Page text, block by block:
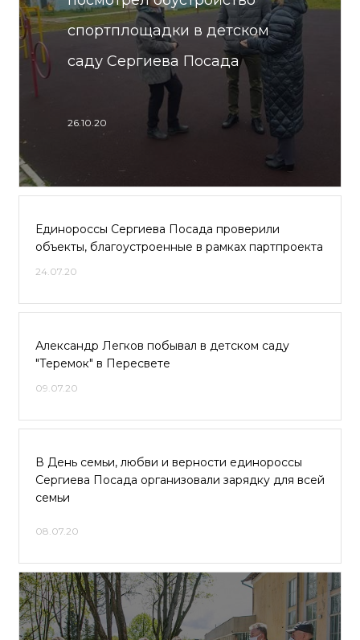
спортплощадки в детском
саду Сергиева Посада
26.10.20
Единороссы Сергиева Посада проверили
объекты, благоустроенные в рамках партпроекта
24.07.20
Александр Легков побывал в детском саду
"Теремок" в Пересвете
09.07.20
В День семьи, любви и верности единороссы
Сергиева Посада организовали зарядку для всей
семьи
08.07.20